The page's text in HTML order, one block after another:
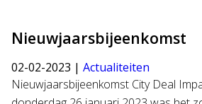
Nieuwjaarsbijeenkomst
02-02-2023 | Actualiteiten
Nieuwjaarsbijeenkomst City Deal